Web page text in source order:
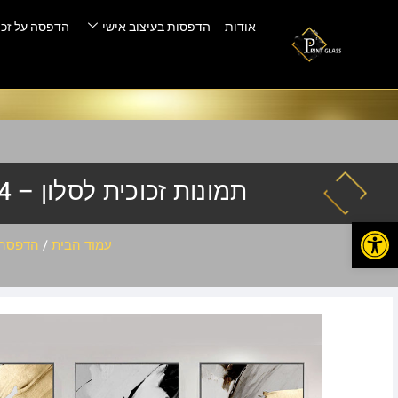
פתח סרגל נגישות
אודות הדפסות בעיצוב אישי הדפסה על
תמונות זכוכית לסלון – hq-474
עמוד הבית/